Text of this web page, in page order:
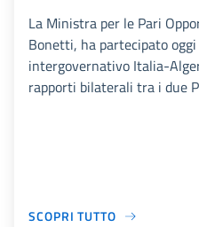
La Ministra per le Pari
Bonetti, ha partecipato
intergovernativo Italia-
rapporti bilaterali tra i due
SCOPRI TUTTO